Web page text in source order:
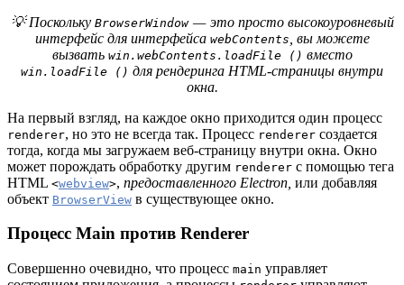
💡 Поскольку BrowserWindow— это просто высокоуровневый
интерфейс для интерфейса webContents , вы можете
вызвать win.webContents.loadFile () вместо
win.loadFile () для рендеринга HTML-страницы внутри
окна.
На первый взгляд, на каждое окно приходится один процесс
renderer, но это не всегда так. Процесс renderer создается
тогда, когда мы загружаем веб-страницу внутри окна. Окно
может порождать обработку другим renderer с помощью тега
HTML <webview>, предоставленного Electron, или добавляя
объект BrowserView в существующее окно.
Процесс Main против Renderer
Совершенно очевидно, что процесс main управляет